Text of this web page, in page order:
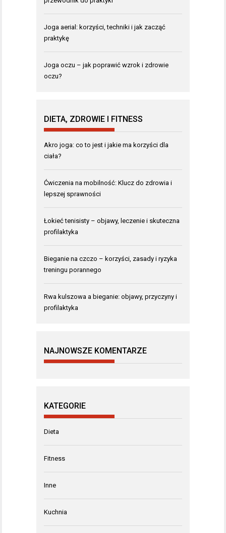
Joga aerial: korzyści, techniki i jak zacząć
praktykę
Joga oczu – jak poprawić wzrok i zdrowie
oczu?
DIETA, ZDROWIE I FITNESS
Akro joga: co to jest i jakie ma korzyści dla
ciała?
Ćwiczenia na mobilność: Klucz do zdrowia i
lepszej sprawności
Łokieć tenisisty – objawy, leczenie i skuteczna
profilaktyka
Bieganie na czczo – korzyści, zasady i ryzyka
treningu porannego
Rwa kulszowa a bieganie: objawy, przyczyny i
profilaktyka
NAJNOWSZE KOMENTARZE
KATEGORIE
Dieta
Fitness
Inne
Kuchnia